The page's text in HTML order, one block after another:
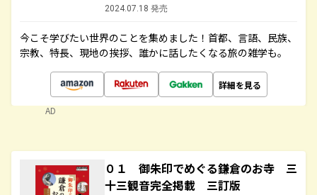
2024.07.18 発売
今こそ学びたい世界のことを集めました！首都、言語、民族、
宗教、特長、現地の挨拶、誰かに話したくなる旅の雑学も。
詳細を見る
AD
０１ 御朱印でめぐる鎌倉のお寺 三
十三観音完全掲載 三訂版